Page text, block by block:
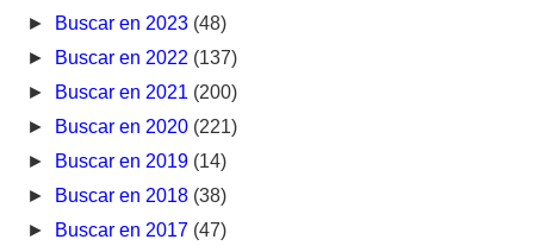
► Buscar en 2023 (48)
► Buscar en 2022 (137)
► Buscar en 2021 (200)
► Buscar en 2020 (221)
► Buscar en 2019 (14)
► Buscar en 2018 (38)
► Buscar en 2017 (47)